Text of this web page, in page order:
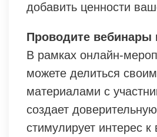
добавить ценности
Проводите вебинары
В рамках онлайн-
можете делиться
материалами с
создает
стимулирует интерес